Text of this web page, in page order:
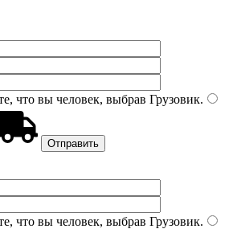
что вы человек, выбрав Грузовик.
что вы человек, выбрав Грузовик.